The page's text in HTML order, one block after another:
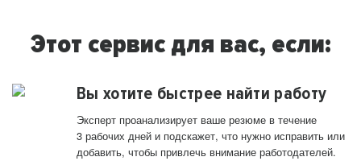
Этот сервис для вас, если:
Вы хотите быстрее найти работу
Эксперт проанализирует ваше резюме в течение
3 рабочих дней и подскажет, что нужно исправить или
добавить, чтобы привлечь внимание работодателей.